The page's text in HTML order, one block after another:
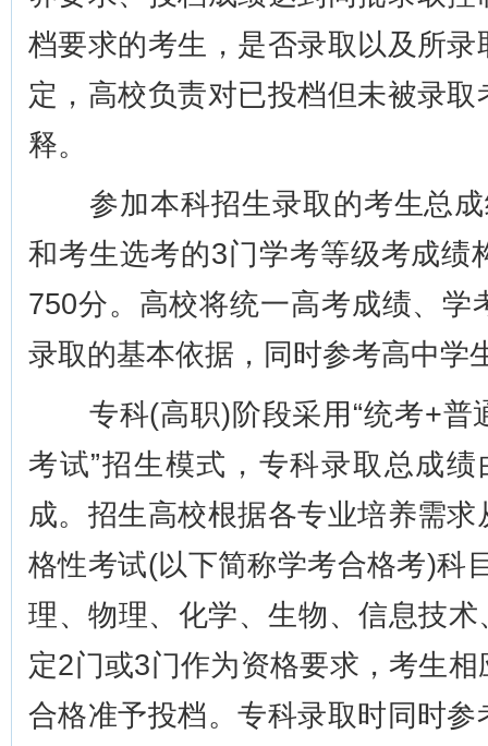
档要求的考生，是否录取以及所
定，高校负责对已投档但未被录
释。
参加本科招生录取的考生总成
和考生选考的3门学考等级考成绩
750分。高校将统一高考成绩、学
录取的基本依据，同时参考高中学
专科(高职)阶段采用“统考+普
考试”招生模式，专科录取总成
成。招生高校根据各专业培养需
格性考试(以下简称学考合格考)科
理、物理、化学、生物、信息技
定2门或3门作为资格要求，考生
合格准予投档。专科录取时同时